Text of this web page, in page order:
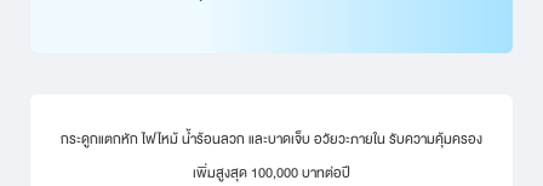
กระดูกแตกหัก ไฟไหม้ น้ำร้อนลวก และบาดเจ็บ อวัยวะภายใน รับความคุ้มครอง
เพิ่มสูงสุด 100,000 บาทต่อปี